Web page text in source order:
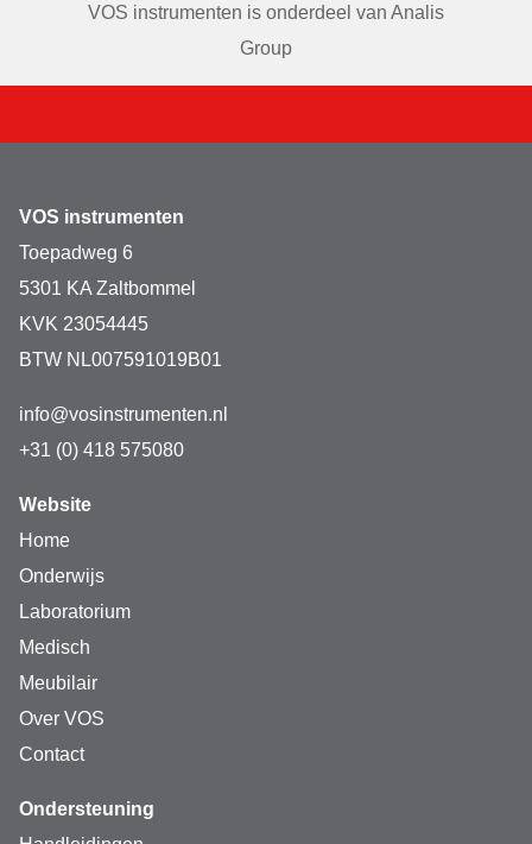
VOS instrumenten is onderdeel van Analis
Group
VOS instrumenten
Toepadweg 6
5301 KA Zaltbommel
KVK 23054445
BTW NL007591019B01
info@vosinstrumenten.nl
+31 (0) 418 575080
Website
Home
Onderwijs
Laboratorium
Medisch
Meubilair
Over VOS
Contact
Ondersteuning